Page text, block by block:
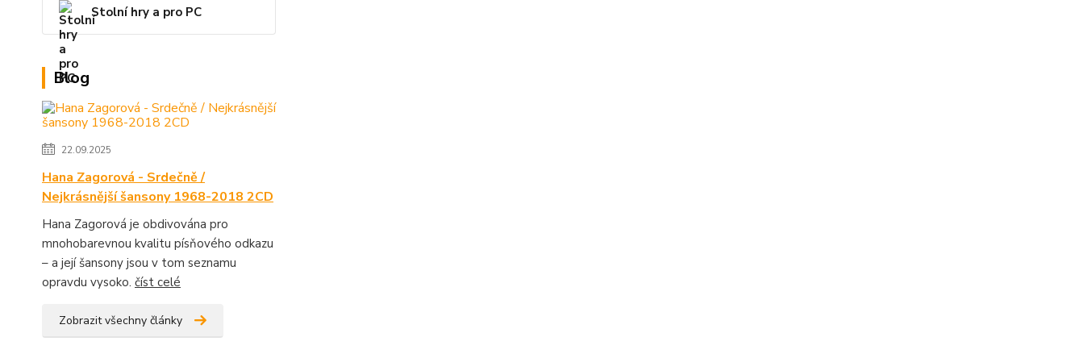
Stolní hry a pro PC
Blog
22.09.2025
Hana Zagorová - Srdečně /
Nejkrásnější šansony 1968-2018 2CD
Hana Zagorová je obdivována pro
mnohobarevnou kvalitu písňového odkazu
– a její šansony jsou v tom seznamu
opravdu vysoko. číst celé
Zobrazit všechny články